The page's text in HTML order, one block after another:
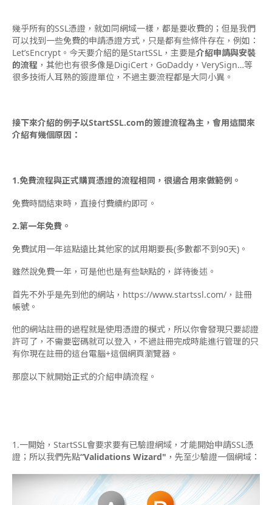
幾乎所有的SSL憑證，就如同網域一樣，都是要收費的；但是我們
可以找到一些免費的申請憑證方式，只是都有些條件存在，例如：
Let’sEncrypt。今天要介紹的是StartSSL，主要是介紹申請與安裝
的流程 ，其他也有很多像是DigiCert，GoDaddy，VerySign…等
很多技術人耳熟的簽證單位，不過主要流程都是大同小異。
接下來介紹的例子以StartSSL.com的簽證流程為主，會用這間來
介紹有幾個原因：
1.免費流程與正式購買憑證的流程相同，很適合用來做範例。
免費時間結束時，直接付費續約即可。
2.第一年免費。
免費試用一年這點遠比其他家的試用期要長(多數都不到90天)。
雖然說免費一年，可是他也是有些缺點的，詳待後述。
首先不外乎是先到他的網站，https://www.startssl.com/，註冊
帳號。
他的網站註冊的過程就是使用憑證的模式，所以你會發現只要認證
許可了，不需要密碼就可以登入，不過註冊完成時能進行管理的只
有你現在註冊的這台電腦+這個網頁瀏覽器。
那麼以下就開始正式的介紹申請流程。
1.一開始，StartSSL會要求要有已驗證網域，才能開始申請SSL憑
證；所以我們先點“Validations Wizard" ，先至少驗證一個網域：